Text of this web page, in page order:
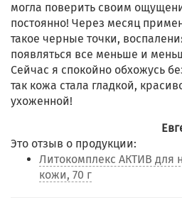
могла поверить своим
постоянно! Через месяц
такое черные точки,
появляться все меньше и
Сейчас я спокойно обхожусь
так кожа стала гладкой,
ухоженной!
Это отзыв о продукции:
Литокомплекс АКТИВ для
кожи, 70 г